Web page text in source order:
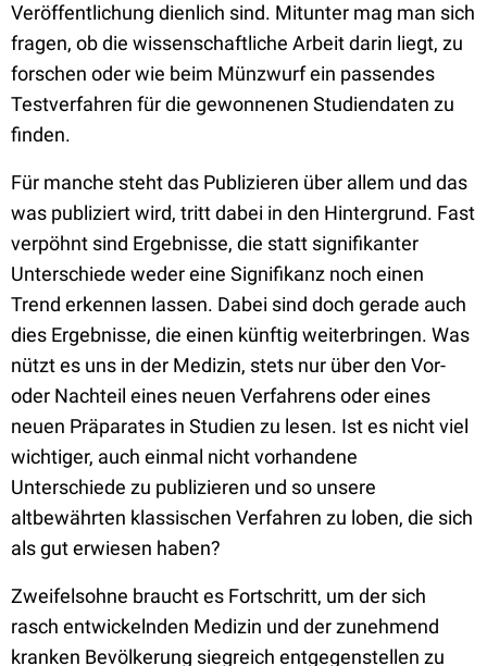
Veröffentlichung dienlich sind. Mitunter mag man sich
fragen, ob die wissenschaftliche Arbeit darin liegt, zu
forschen oder wie beim Münzwurf ein passendes
Testverfahren für die gewonnenen Studiendaten zu
finden.
Für manche steht das Publizieren über allem und das
was publiziert wird, tritt dabei in den Hintergrund. Fast
verpöhnt sind Ergebnisse, die statt signifikanter
Unterschiede weder eine Signifikanz noch einen
Trend erkennen lassen. Dabei sind doch gerade auch
dies Ergebnisse, die einen künftig weiterbringen. Was
nützt es uns in der Medizin, stets nur über den Vor-
oder Nachteil eines neuen Verfahrens oder eines
neuen Präparates in Studien zu lesen. Ist es nicht viel
wichtiger, auch einmal nicht vorhandene
Unterschiede zu publizieren und so unsere
altbewährten klassischen Verfahren zu loben, die sich
als gut erwiesen haben?
Zweifelsohne braucht es Fortschritt, um der sich
rasch entwickelnden Medizin und der zunehmend
kranken Bevölkerung siegreich entgegenstellen zu